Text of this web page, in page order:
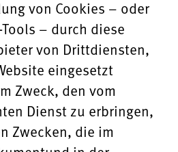
von Cookies – oder
– durch diese
von Drittdiensten,
eingesetzt
Zweck, den vom
Dienst zu erbringen,
Zwecken, die im